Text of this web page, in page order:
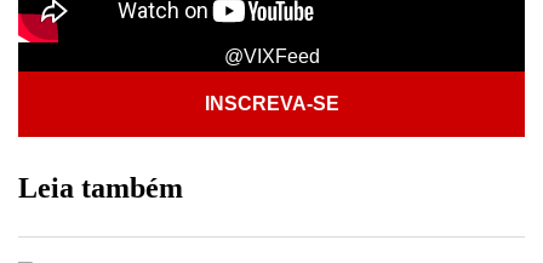
@VIXFeed
INSCREVA-SE
Leia também